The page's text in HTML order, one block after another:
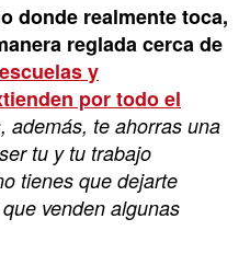
donde realmente toca,
reglada cerca de
escuelas y
por todo el
además, te ahorras una
tu y tu trabajo
tienes que dejarte
venden algunas